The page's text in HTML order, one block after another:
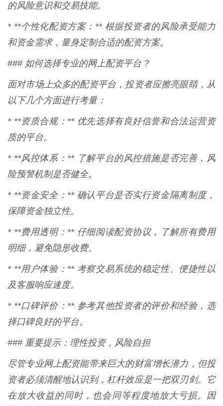
的风险意识和交易技能。
* **个性化配资方案：** 根据投资者的风险承受能力
和资金需求，量身定制合适的配资方案。
### 如何选择专业的网上配资平台？
面对市场上众多的配资平台，投资者应擦亮眼睛，从
以下几个方面进行考量：
* **资质合规：** 优先选择有良好信誉和合法运营资
质的平台。
* **风控体系：** 了解平台的风控措施是否完善，风
险预警机制是否健全。
* **资金安全：** 确认平台是否实行资金隔离制度，
保障资金独立性。
* **费用透明：** 仔细阅读配资协议，了解所有费用
明细，避免隐形收费。
* **用户体验：** 考察交易系统的稳定性、便捷性以
及客服响应速度。
* **口碑评价：** 参考其他投资者的评价和经验，选
择口碑良好的平台。
### 重要提示：理性投资，风险自担
尽管专业网上配资能带来巨大的财富增长潜力，但投
资者必须清醒地认识到，杠杆效应是一把双刃剑。它
在放大收益的同时，也会同等程度地放大亏损。因